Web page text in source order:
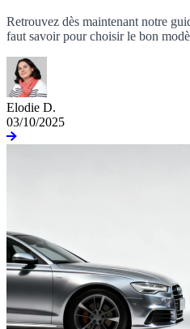
Retrouvez dès maintenant notre
faut savoir pour choisir le bon
Elodie D.
03/10/2025